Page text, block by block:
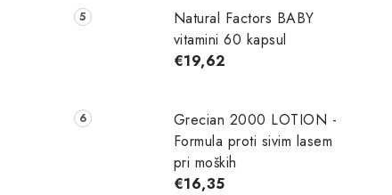
Natural Factors BABY
vitamini 60 kapsul
€19,62
Grecian 2000 LOTION -
Formula proti sivim lasem
pri moških
€16,35